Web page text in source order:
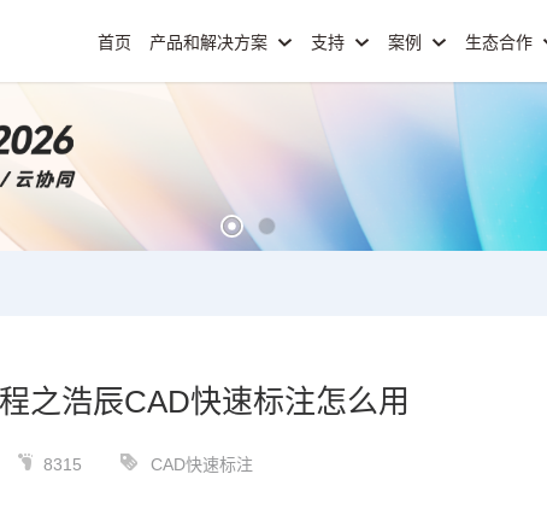
首页 产品和解决方案 支持 案例 生态合作
之浩辰CAD快速标注怎么用
8315 CAD快速标注